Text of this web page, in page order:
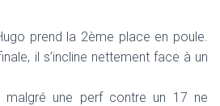
prend la 2ème place en poule.
il s’incline nettement face à un
une perf contre un 17 ne